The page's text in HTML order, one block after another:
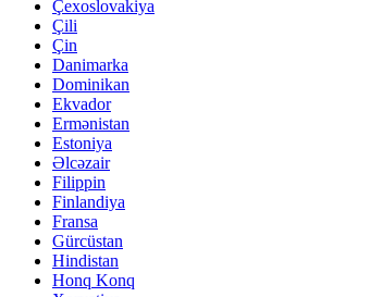
Çexoslovakiya
Çili
Çin
Danimarka
Dominikan
Ekvador
Ermənistan
Estoniya
Əlcəzair
Filippin
Finlandiya
Fransa
Gürcüstan
Hindistan
Honq Konq